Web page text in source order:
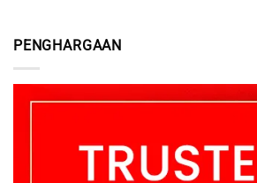
PENGHARGAAN